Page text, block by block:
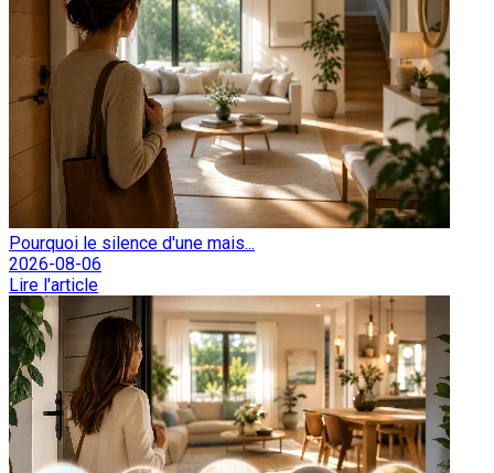
Pourquoi le silence d'une mais...
2026-08-06
Lire l'article